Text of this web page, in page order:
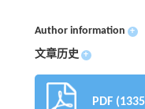
Author information +
文章历史 +
PDF